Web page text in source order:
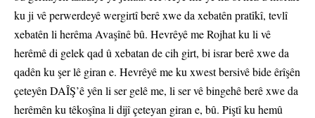
ku ji vê perwerdeyê wergirtî berê xwe da xebatên pratîkî, tevlî
xebatên li herêma Avaşînê bû. Hevrêyê me Rojhat ku li vê
herêmê di gelek qad û xebatan de cih girt, bi israr berê xwe da
qadên ku şer lê giran e. Hevrêyê me ku xwest bersivê bide êrîşên
çeteyên DAÎŞ’ê yên li ser gelê me, li ser vê bingehê berê xwe da
herêmên ku têkoşîna li dijî çeteyan giran e, bû. Piştî ku hemû